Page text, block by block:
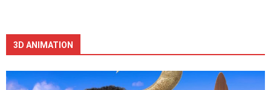
3D ANIMATION